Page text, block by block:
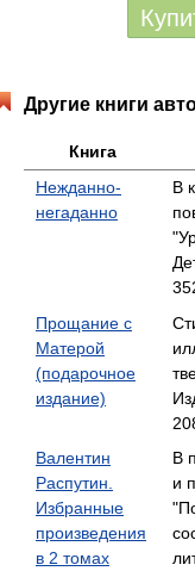
Другие книги
Книга
Нежданно-
негаданно
В
Прощание с
Матерой
(подарочное
издание)
Валентин
Распутин.
Избранные
произведения
в 2 томах
В
и